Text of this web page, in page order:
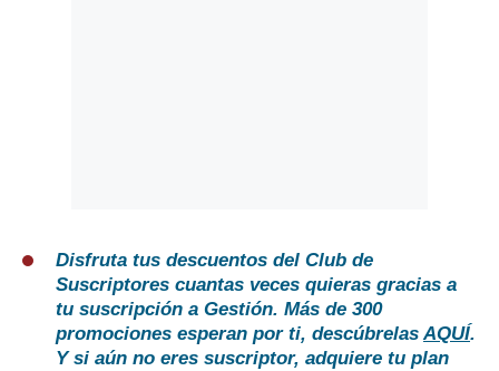
Disfruta tus descuentos del Club de
Suscriptores cuantas veces quieras gracias a
tu suscripción a Gestión. Más de 300
promociones esperan por ti, descúbrelasAQUÍ.
Y si aún no eres suscriptor, adquiere tu plan